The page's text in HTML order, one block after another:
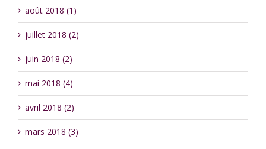
août 2018 (1)
juillet 2018 (2)
juin 2018 (2)
mai 2018 (4)
avril 2018 (2)
mars 2018 (3)